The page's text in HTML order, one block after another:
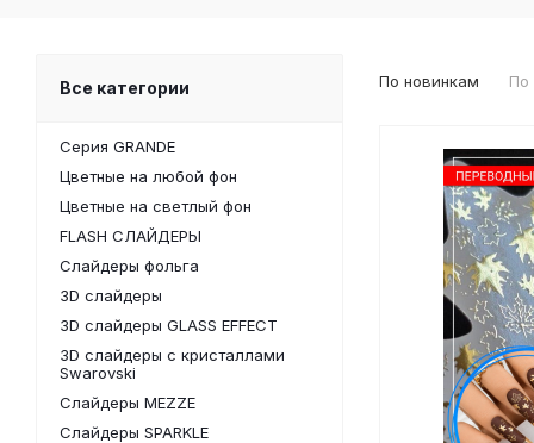
По новинкам По
Все категории
Серия GRANDE
Цветные на любой фон
Цветные на светлый фон
FLASH СЛАЙДЕРЫ
Слайдеры фольга
3D слайдеры
3D слайдеры GLASS EFFECT
3D слайдеры с кристаллами
Swarovski
Слайдеры MEZZE
Слайдеры SPARKLE